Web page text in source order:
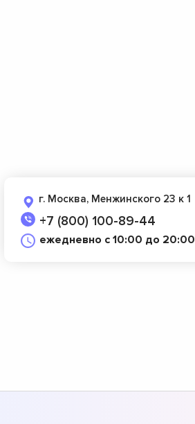
г. Москва, Менжинского 23 к 1
+7 (800) 100-89-44
ежедневно с 10:00 до 20:00